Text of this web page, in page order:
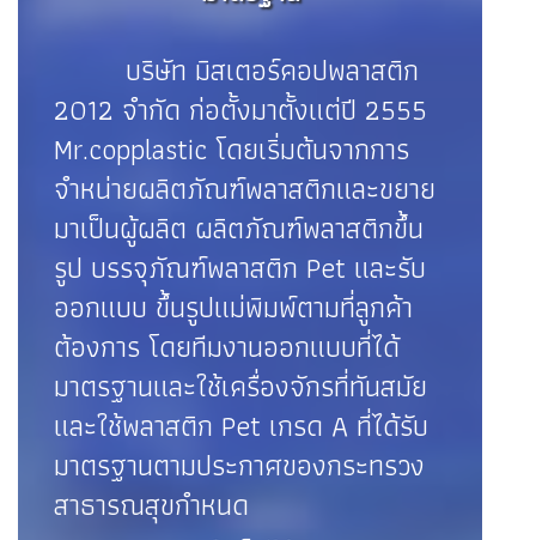
บริษัท มิสเตอร์คอปพลาสติก
2012 จำกัด ก่อตั้งมาตั้งแต่ปี 2555
Mr.copplastic โดยเริ่มต้นจากการ
จำหน่ายผลิตภัณฑ์พลาสติกและขยาย
มาเป็นผู้ผลิต ผลิตภัณฑ์พลาสติกขึ้น
รูป บรรจุภัณฑ์พลาสติก Pet และรับ
ออกแบบ ขึ้นรูปแม่พิมพ์ตามที่ลูกค้า
ต้องการ โดยทีมงานออกแบบที่ได้
มาตรฐานและใช้เครื่องจักรที่ทันสมัย
และใช้พลาสติก Pet เกรด A ที่ได้รับ
มาตรฐานตามประกาศของกระทรวง
สาธารณสุขกำหนด